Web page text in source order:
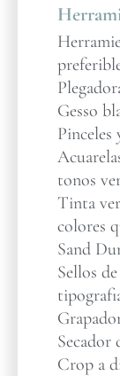
Gesso
Pinceles
tonos
Tinta
colores
Sand
Sellos
Secador
Crop a